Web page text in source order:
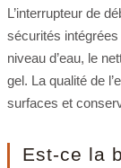
L’interrupteur de
sécurités
niveau d’eau, le
gel. La qualité de
surfaces et
Est-ce la